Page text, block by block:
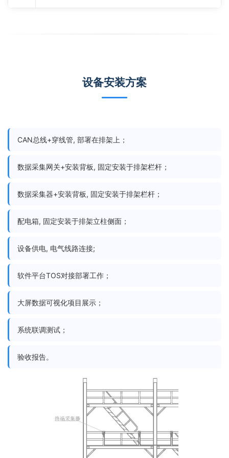
设备安装方案
CAN总线+穿线管, 部署在排架上；
数据采集网关+安装背板, 固定安装于排架栏杆；
数据采集器+安装背板, 固定安装于排架栏杆；
配电箱, 固定安装于排架立柱侧面；
设备供电, 电气线路连接;
软件平台TOS对接部署工作；
大屏数据可视化项目展示；
系统联调测试；
验收报告。